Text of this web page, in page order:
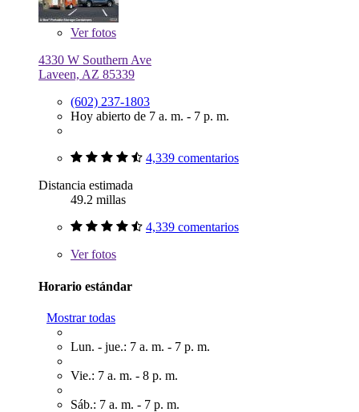
Verfotos
4330 W Southern Ave
Laveen, AZ 85339
(602) 237-1803
Hoy abierto de 7 a. m. - 7 p. m.
4,339 comentarios
Distancia estimada
49.2 millas
4,339 comentarios
Verfotos
Horario estándar
Mostrar todas
Lun. - jue.: 7 a. m. - 7 p. m.
Vie.: 7 a. m. - 8 p. m.
Sáb.: 7 a. m. - 7 p. m.